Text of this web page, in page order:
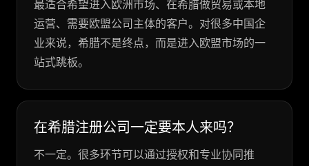
最适合希望进入欧洲市场、在希腊做贸易或本地
运营、需要欧盟公司主体的客户。对很多中国企
业来说，希腊不是终点，而是进入欧盟市场的一
站式跳板。
在希腊注册公司一定要本人来吗？
不一定。很多环节可以通过授权和专业协同推